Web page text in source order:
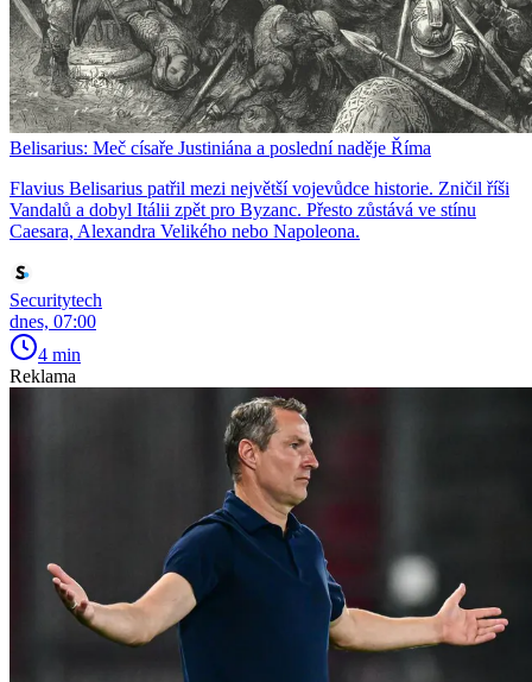
Belisarius: Meč císaře Justiniána a poslední naděje Říma
Flavius Belisarius patřil mezi největší vojevůdce historie. Zničil říši
Vandalů a dobyl Itálii zpět pro Byzanc. Přesto zůstává ve stínu
Caesara, Alexandra Velikého nebo Napoleona.
Securitytech
dnes, 07:00
4 min
Reklama